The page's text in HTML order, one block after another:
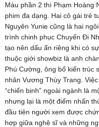
Màu phần 2 thì Phạm Hoàng
phim đa dạng. Hai cô gái trẻ
Nguyên Yunie cũng là hai
trình chinh phục Chuyến Đi
tạo nên dấu ấn riêng khi có
thuộc giới showbiz là anh
Phú Cường, ông bố kiến trúc
nhân Vương Thùy Trang.
“chiến binh” ngoài ngành là
nhưng lại là một điểm nhấn
đầu tiên người xem được
hợp giữa nghệ sĩ và những